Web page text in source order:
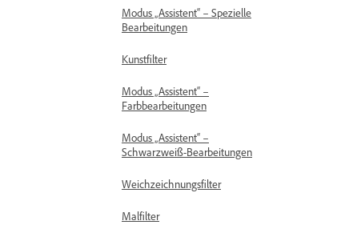
Modus „Assistent“ – Spezielle
Bearbeitungen
Kunstfilter
Modus „Assistent“ –
Farbbearbeitungen
Modus „Assistent“ –
Schwarzweiß-Bearbeitungen
Weichzeichnungsfilter
Malfilter